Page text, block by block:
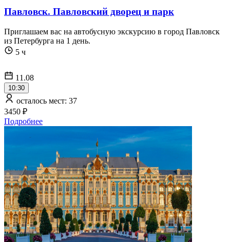
Павловск. Павловский дворец и парк
Приглашаем вас на автобусную экскурсию в город Павловск
из Петербурга на 1 день.
5 ч
11.08
10:30
осталось мест: 37
3450 ₽
Подробнее